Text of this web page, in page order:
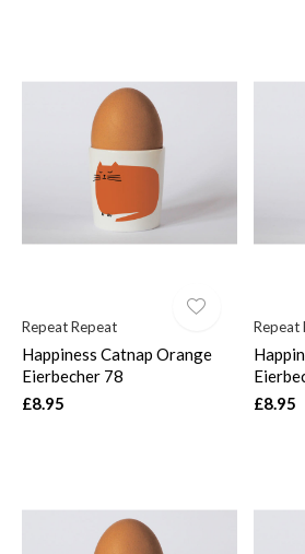
Repeat Repeat
Happiness Catnap Orange
Eierbecher 78
£8.95
Repeat
£8.95